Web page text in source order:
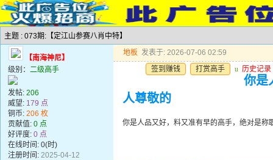
主题 : 073期:【定江山参赛八肖中特】
【南海神尼】
级别： 二级高手
发帖: 206
威望: 179 点
铜币: 206 枚
贡献值: 0 点
好评度: 0 点
在线时间: 0(时)
注册时间: 2025-04-12
地板 发表于: 2026-07-06 02:59
签到赚钱
打赏高手 u 历史记录
你是
人尊敬的
你是人品又好，料又准有早的高手，绝对是称